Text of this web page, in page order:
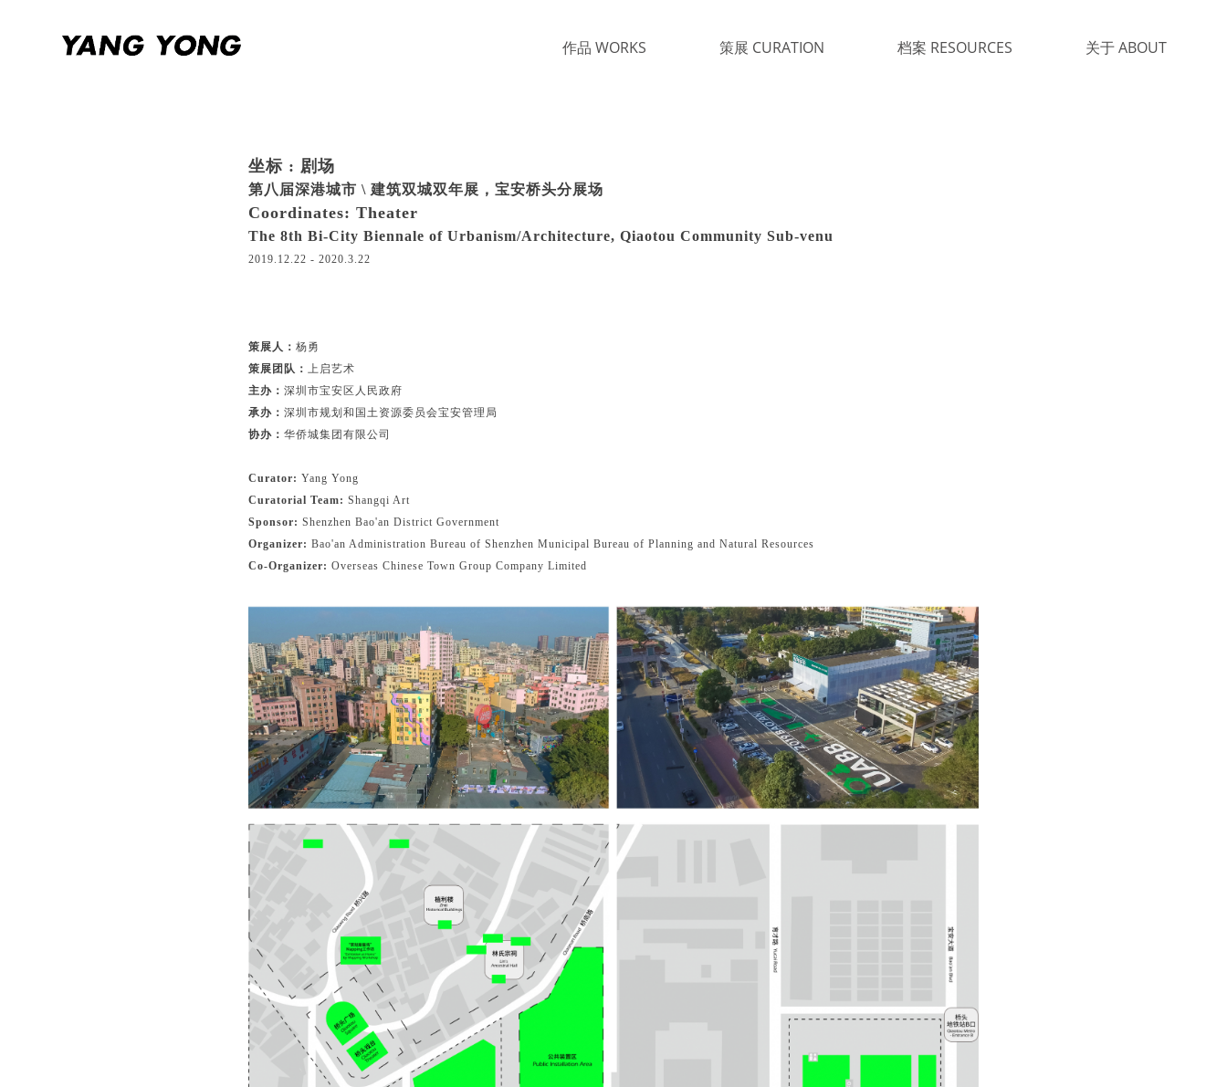
作品 WORKS 策展 CURATION 档案 RESOURCES 关于 ABOUT
坐标 : 剧场
第八届深港城市 \ 建筑双城双年展，宝安桥头分展场
Coordinates: Theater
The 8th Bi-City Biennale of Urbanism/Architecture, Qiaotou Community Sub-venu
2019.12.22 - 2020.3.22
策展人： 杨勇
策展团队： 上启艺术
主办： 深圳市宝安区人民政府
承办： 深圳市规划和国土资源委员会宝安管理局
协办： 华侨城集团有限公司
Curator: Yang Yong
Curatorial Team: Shangqi Art
Sponsor: Shenzhen Bao'an District Government
Organizer: Bao'an Administration Bureau of Shenzhen Municipal Bureau of Planning and Natural Resources
Co-Organizer: Overseas Chinese Town Group Company Limited